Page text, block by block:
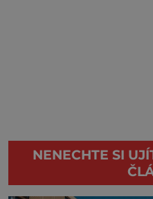
NENECHTE SI